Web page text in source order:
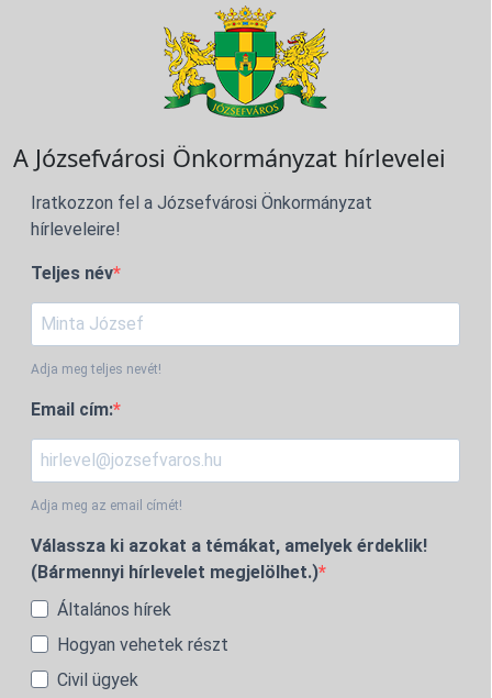
A Józsefvárosi Önkormányzat hírlevelei
Iratkozzon fel a Józsefvárosi Önkormányzat
hírleveleire!
Teljes név
Adja meg teljes nevét!
Email cím:
Adja meg az email címét!
Válassza ki azokat a témákat, amelyek érdeklik!
(Bármennyi hírlevelet megjelölhet.)
Általános hírek
Hogyan vehetek részt
Civil ügyek